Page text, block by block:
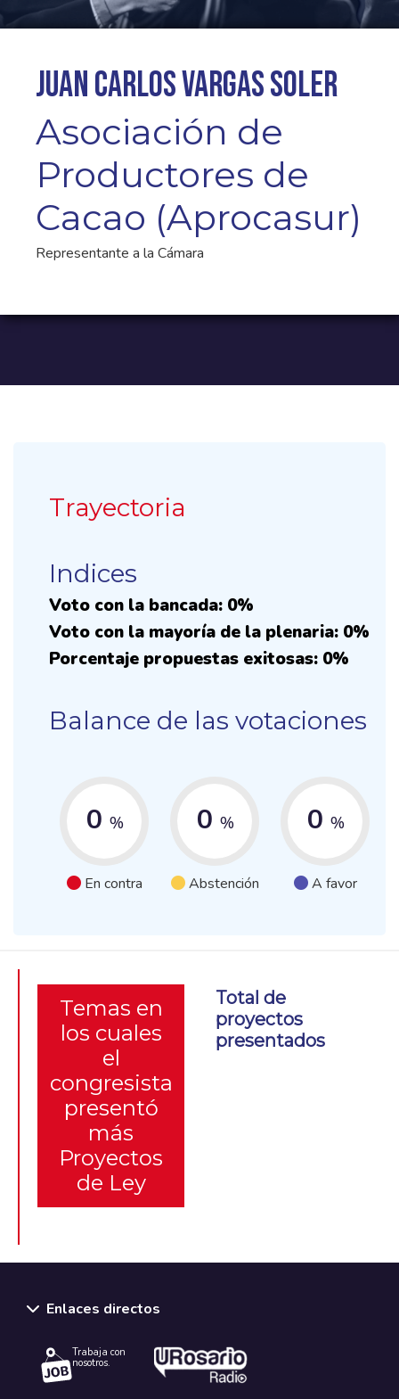
Juan Carlos Vargas Soler
Asociación de
Productores de
Cacao (Aprocasur)
Representante a la Cámara
Trayectoria
Indices
Voto con la bancada: 0%
Voto con la mayoría de la plenaria: 0%
Porcentaje propuestas exitosas: 0%
Balance de las votaciones
0 %
En contra
0 %
Abstención
0 %
A favor
Temas en
los cuales
el
congresista
presentó
más
Proyectos
de Ley
Total de
proyectos
presentados
Enlaces directos
Trabaja con
nosotros.